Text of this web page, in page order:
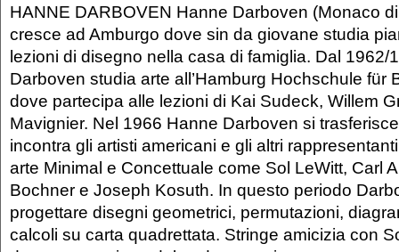
HANNE DARBOVEN Hanne Darboven (Monaco
cresce ad Amburgo dove sin da giovane studia
lezioni di disegno nella casa di famiglia. Dal 1962/
Darboven studia arte all’Hamburg Hochschule für
dove partecipa alle lezioni di Kai Sudeck, Willem
Mavignier. Nel 1966 Hanne Darboven si
incontra gli artisti americani e gli altri
arte Minimal e Concettuale come Sol LeWitt, Carl
Bochner e Joseph Kosuth. In questo periodo
progettare disegni geometrici, permutazioni,
calcoli su carta quadrettata. Stringe amicizia con